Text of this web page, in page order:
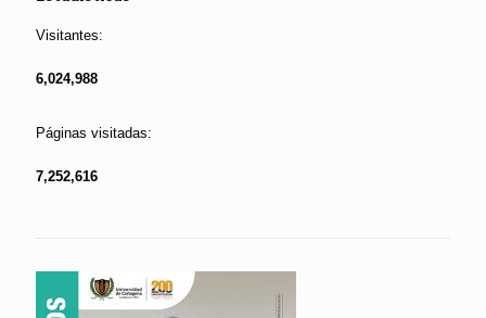
Visitantes:
6,024,988
Páginas visitadas:
7,252,616